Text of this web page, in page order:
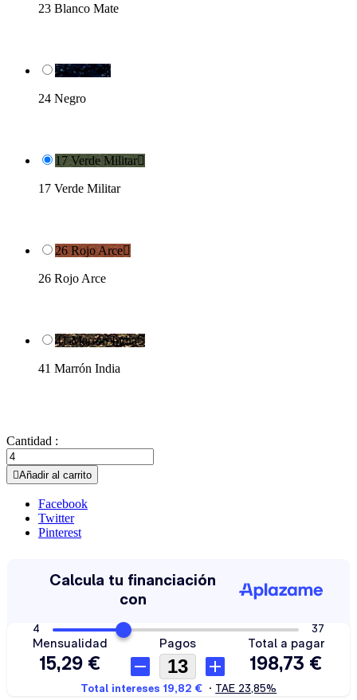
23 Blanco Mate
24 Negro
24 Negro
17 Verde Militar
17 Verde Militar
26 Rojo Arce
26 Rojo Arce
41 Marrón India
41 Marrón India
Cantidad :
Añadir al carrito
Facebook
Twitter
Pinterest